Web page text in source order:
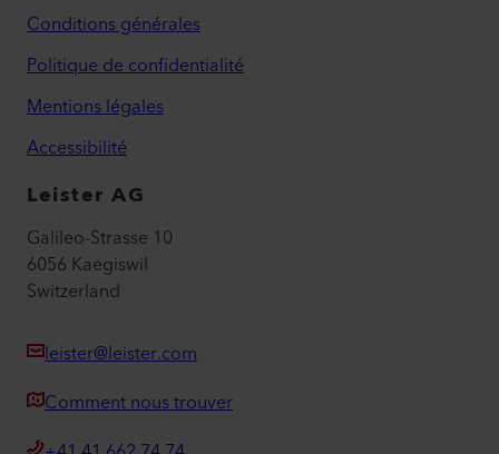
Conditions générales
Politique de confidentialité
Mentions légales
Accessibilité
Leister AG
Galileo-Strasse 10
6056 Kaegiswil
Switzerland
leister@leister.com
Comment nous trouver